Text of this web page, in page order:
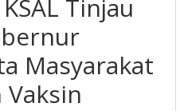
KSAL
Khofifah
Tinjau
Masyarakat